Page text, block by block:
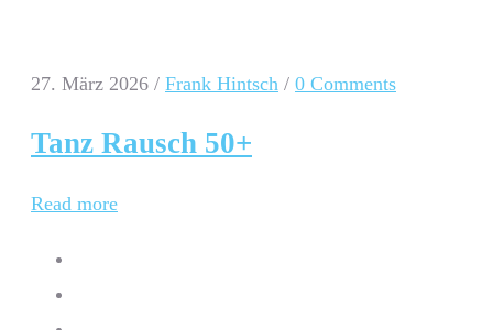
27. März 2026 / Frank Hintsch / 0 Comments
Tanz Rausch 50+
Read more